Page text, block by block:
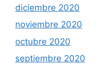
diciembre 2020
noviembre 2020
octubre 2020
septiembre 2020